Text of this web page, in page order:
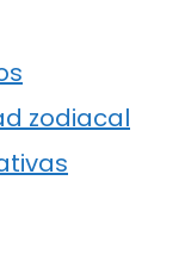
zodiacal